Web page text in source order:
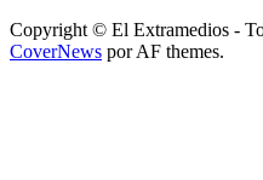
Copyright © El Extramedios -
CoverNews por AF themes.